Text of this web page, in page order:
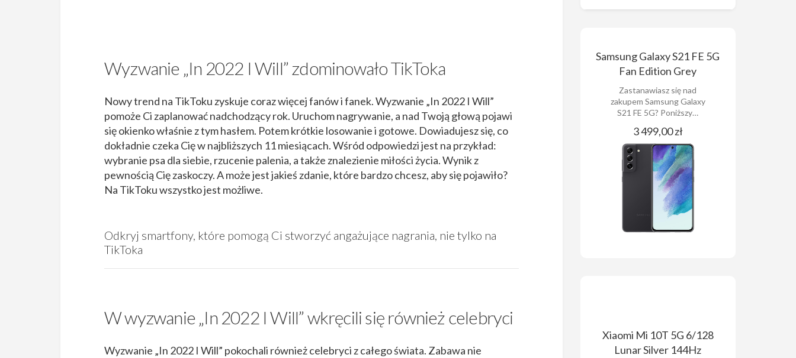
Wyzwanie „In 2022 I Will” zdominowało TikToka
Nowy trend na TikToku zyskuje coraz więcej fanów i fanek. Wyzwanie „In 2022 I Will”
pomoże Ci zaplanować nadchodzący rok. Uruchom nagrywanie, a nad Twoją głową pojawi
się okienko właśnie z tym hasłem. Potem krótkie losowanie i gotowe. Dowiadujesz się, co
dokładnie czeka Cię w najbliższych 11 miesiącach. Wśród odpowiedzi jest na przykład:
wybranie psa dla siebie, rzucenie palenia, a także znalezienie miłości życia. Wynik z
pewnością Cię zaskoczy. A może jest jakieś zdanie, które bardzo chcesz, aby się pojawiło?
Na TikToku wszystko jest możliwe.
Odkryj smartfony, które pomogą Ci stworzyć angażujące nagrania, nie tylko na
TikToka
W wyzwanie „In 2022 I Will” wkręcili się również celebryci
Wyzwanie „In 2022 I Will” pokochali również celebryci z całego świata. Zabawa nie
Samsung Galaxy S21 FE 5G
Fan Edition Grey
Zastanawiasz się nad
zakupem Samsung Galaxy
S21 FE 5G? Poniższy…
3 499,00 zł
Xiaomi Mi 10T 5G 6/128
Lunar Silver 144Hz